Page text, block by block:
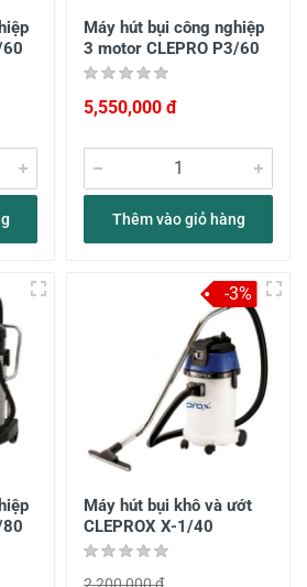
60
Máy hút bụi công nghiệp
3 motor CLEPRO P3/60
5,550,000 đ
Thêm vào giỏ hàng
80
Máy hút bụi khô và ướt
CLEPROX X-1/40
-3%